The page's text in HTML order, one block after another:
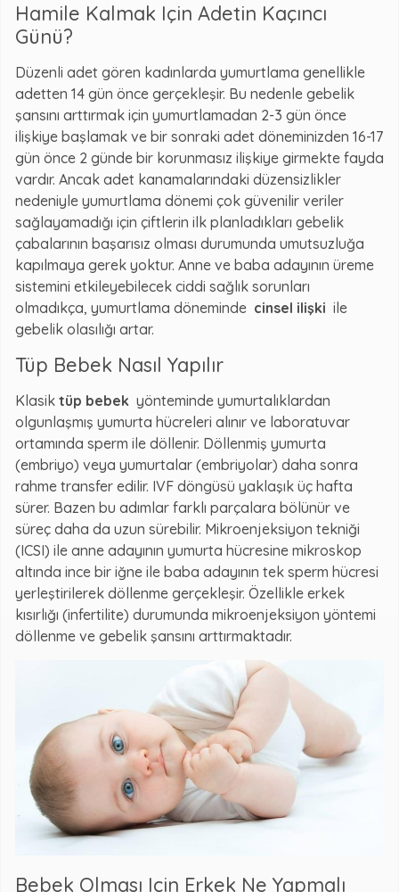
Hamile Kalmak Için Adetin Kaçıncı
Günü?
Düzenli adet gören kadınlarda yumurtlama genellikle
adetten 14 gün önce gerçekleşir. Bu nedenle gebelik
şansını arttırmak için yumurtlamadan 2-3 gün önce
ilişkiye başlamak ve bir sonraki adet döneminizden 16-17
gün önce 2 günde bir korunmasız ilişkiye girmekte fayda
vardır. Ancak adet kanamalarındaki düzensizlikler
nedeniyle yumurtlama dönemi çok güvenilir veriler
sağlayamadığı için çiftlerin ilk planladıkları gebelik
çabalarının başarısız olması durumunda umutsuzluğa
kapılmaya gerek yoktur. Anne ve baba adayının üreme
sistemini etkileyebilecek ciddi sağlık sorunları
olmadıkça, yumurtlama döneminde cinsel ilişki ile
gebelik olasılığı artar.
Tüp Bebek Nasıl Yapılır
Klasik tüp bebek yönteminde yumurtalıklardan
olgunlaşmış yumurta hücreleri alınır ve laboratuvar
ortamında sperm ile döllenir. Döllenmiş yumurta
(embriyo) veya yumurtalar (embriyolar) daha sonra
rahme transfer edilir. IVF döngüsü yaklaşık üç hafta
sürer. Bazen bu adımlar farklı parçalara bölünür ve
süreç daha da uzun sürebilir. Mikroenjeksiyon tekniği
(ICSI) ile anne adayının yumurta hücresine mikroskop
altında ince bir iğne ile baba adayının tek sperm hücresi
yerleştirilerek döllenme gerçekleşir. Özellikle erkek
kısırlığı (infertilite) durumunda mikroenjeksiyon yöntemi
döllenme ve gebelik şansını arttırmaktadır.
Bebek Olması Için Erkek Ne Yapmalı